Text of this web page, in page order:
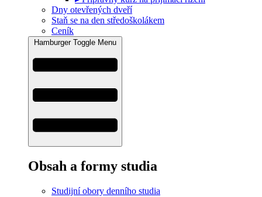
Dny otevřených dveří
Staň se na den středoškolákem
Ceník
Hamburger Toggle Menu
Obsah a formy studia
Studijní obory denního studia